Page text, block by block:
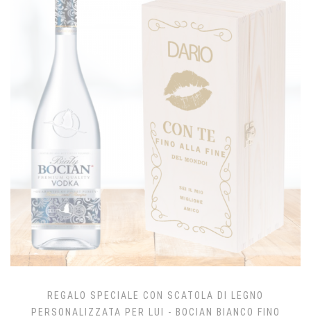
REGALO SPECIALE CON SCATOLA DI LEGNO
PERSONALIZZATA PER LUI - BOCIAN BIANCO FINO